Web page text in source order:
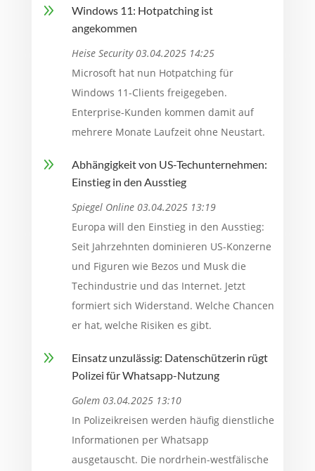
9
Windows 11: Hotpatching ist
angekommen
Heise Security 03.04.2025 14:25
Microsoft hat nun Hotpatching für
Windows 11-Clients freigegeben.
Enterprise-Kunden kommen damit auf
mehrere Monate Laufzeit ohne Neustart.
9
Abhängigkeit von US-Techunternehmen:
Einstieg in den Ausstieg
Spiegel Online 03.04.2025 13:19
Europa will den Einstieg in den Ausstieg:
Seit Jahrzehnten dominieren US-Konzerne
und Figuren wie Bezos und Musk die
Techindustrie und das Internet. Jetzt
formiert sich Widerstand. Welche Chancen
er hat, welche Risiken es gibt.
9
Einsatz unzulässig: Datenschützerin rügt
Polizei für Whatsapp-Nutzung
Golem 03.04.2025 13:10
In Polizeikreisen werden häufig dienstliche
Informationen per Whatsapp
ausgetauscht. Die nordrhein-westfälische